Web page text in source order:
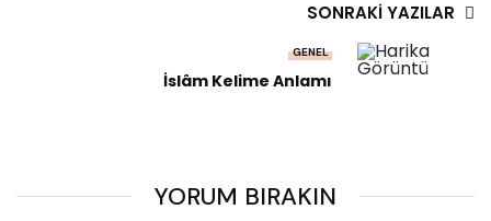
SONRAKI YAZILAR
GENEL
İslâm Kelime Anlamı
YORUM BIRAKIN